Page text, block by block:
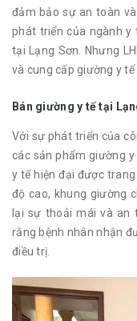
đảm bảo sự an toàn
phát triển của ngành y
tại Lạng Sơn. Nhưng
và cung cấp giường y tế
Bán giường y tế tại
Với sự phát triển của
các sản phẩm giường
y tế hiện đại được
độ cao, khung giường
lại sự thoải mái và an
rằng bệnh nhân nhận
điều trị.